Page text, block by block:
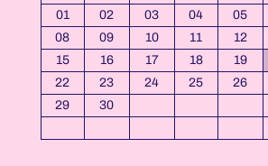
01
02 03 04 05
08
09 10 11 12
15
16 17 18 19
22
23 24 25 26
29
30